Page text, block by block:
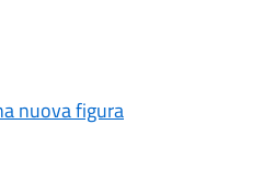
nuova figura